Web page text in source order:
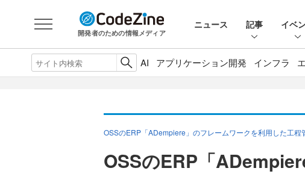
開発者のための情報メディア
ニュース 記事 イベ
AI アプリケーション開発 インフラ
OSSのERP「ADempiere」のフレームワークを利用した工程
OSSのERP「